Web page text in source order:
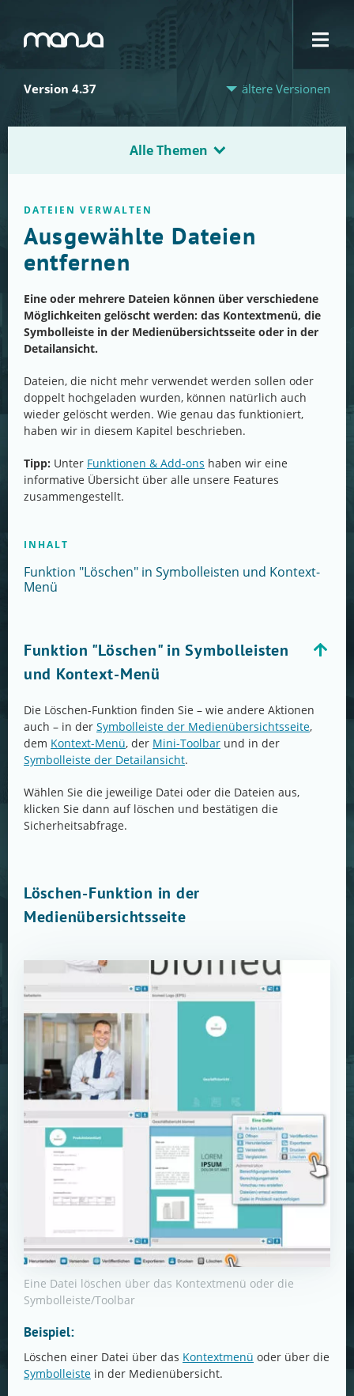
Navigation
Version 4.37 ältere Versionen
Alle Themen
DATEIEN VERWALTEN
Ausgewählte Dateien
entfernen
Eine oder mehrere Dateien können über verschiedene
Möglichkeiten gelöscht werden: das Kontextmenü, die
Symbolleiste in der Medienübersichtsseite oder in der
Detailansicht.
Dateien, die nicht mehr verwendet werden sollen oder
doppelt hochgeladen wurden, können natürlich auch
wieder gelöscht werden. Wie genau das funktioniert,
haben wir in diesem Kapitel beschrieben.
Tipp: Unter Funktionen & Add-ons haben wir eine
informative Übersicht über alle unsere Features
zusammengestellt.
INHALT
Funktion "Löschen" in Symbolleisten und Kontext-
Menü
Funktion "Löschen" in Symbolleisten
und Kontext-Menü
Die Löschen-Funktion finden Sie – wie andere Aktionen
auch – in der Symbolleiste der Medienübersichtsseite,
dem Kontext-Menü, der Mini-Toolbar und in der
Symbolleiste der Detailansicht.
Wählen Sie die jeweilige Datei oder die Dateien aus,
klicken Sie dann auf löschen und bestätigen die
Sicherheitsabfrage.
Löschen-Funktion in der
Medienübersichtsseite
Eine Datei löschen über das Kontextmenü oder die
Symbolleiste/Toolbar
Beispiel:
Löschen einer Datei über das Kontextmenü oder über die
Symbolleiste in der Medienübersicht.